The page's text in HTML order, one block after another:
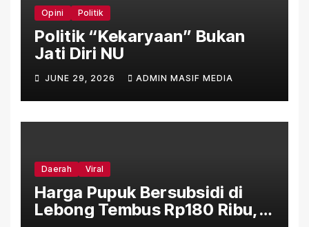
Opini Politik
Politik “Kekaryaan” Bukan
Jati Diri NU
JUNE 29, 2026 ADMIN MASIF MEDIA
Daerah Viral
Harga Pupuk Bersubsidi di
Lebong Tembus Rp180 Ribu,